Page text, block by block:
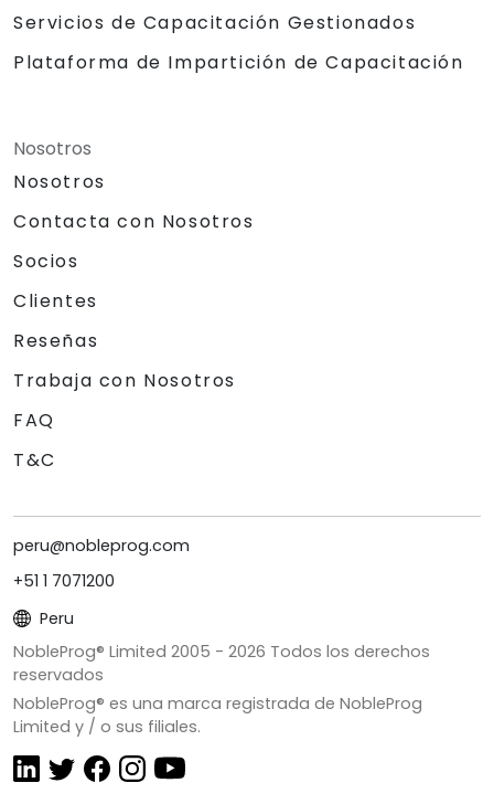
Servicios de Capacitación Gestionados
Plataforma de Impartición de Capacitación
Nosotros
Nosotros
Contacta con Nosotros
Socios
Clientes
Reseñas
Trabaja con Nosotros
FAQ
T&C
peru@nobleprog.com
+51 1 7071200
Peru
NobleProg® Limited 2005 - 2026 Todos los derechos
reservados
NobleProg® es una marca registrada de NobleProg
Limited y / o sus filiales.